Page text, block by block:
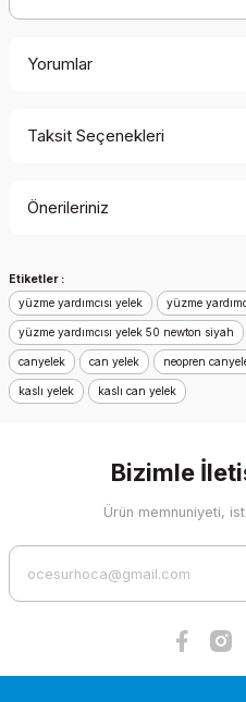
Yorumlar
Taksit Seçenekleri
Önerileriniz
konularda yetersiz gördüğünüz
kullanarak tarafımıza
Görüş ve önerileriniz için
Ürün resmi kalitesiz, bozuk
Ürün fiyatı diğer sitelerden
Bu ürüne benzer farklı
Etiketler :
yüzme yardımcısı yelek
yüzme
yüzme yardımcısı yelek 50 newton siyah
canyelek can yelek neopren
kaslı yelek kaslı can yelek
Bizimle
Ürün memnuniyeti,